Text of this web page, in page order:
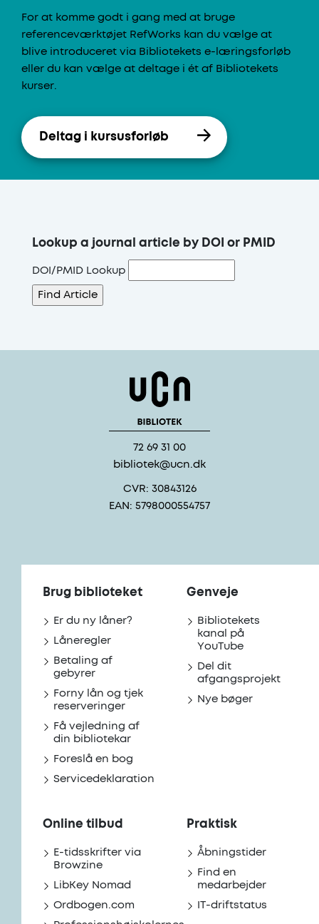
For at komme godt i gang med at bruge
referenceværktøjet RefWorks kan du vælge at
blive introduceret via Bibliotekets e-læringsforløb
eller du kan vælge at deltage i ét af Bibliotekets
kurser.
Deltag i kursusforløb
Lookup a journal article by DOI or PMID
DOI/PMID Lookup
72 69 31 00
bibliotek@ucn.dk
CVR: 30843126
EAN: 5798000554757
Brug biblioteket
Er du ny låner?
Låneregler
Betaling af
gebyrer
Forny lån og tjek
reserveringer
Få vejledning af
din bibliotekar
Foreslå en bog
Servicedeklaration
Genveje
Bibliotekets
kanal på
YouTube
Del dit
afgangsprojekt
Nye bøger
Online tilbud
E-tidsskrifter via
Browzine
LibKey Nomad
Ordbogen.com
Praktisk
Åbningstider
Find en
medarbejder
IT-driftstatus